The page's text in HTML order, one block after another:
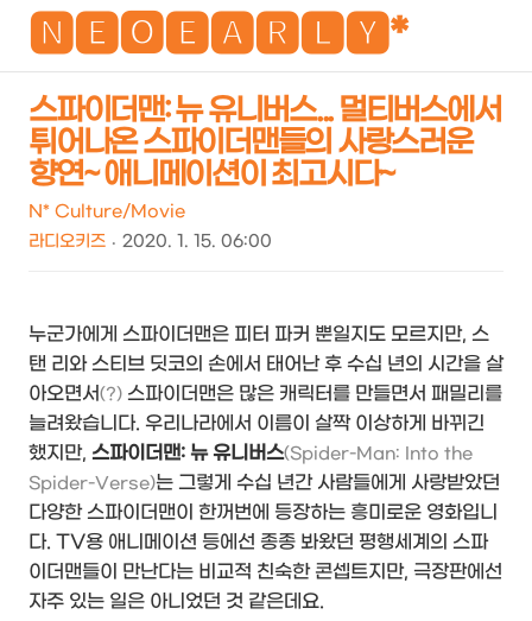
🅽🅴🅾🅴🅰🆁🅻🆈*
검
스파이더맨: 뉴 유니버스... 멀티버스에서
튀어나온 스파이더맨들의 사랑스러운
향연~ 애니메이션이 최고시다~
N* Culture/Movie
라디오키즈
2020. 1. 15. 06:00
누군가에게 스파이더맨은 피터 파커 뿐일지도 모르지만, 스
탠 리와 스티브 딧코의 손에서 태어난 후 수십 년의 시간을 살
아오면서(?) 스파이더맨은 많은 캐릭터를 만들면서 패밀리를
늘려왔습니다. 우리나라에서 이름이 살짝 이상하게 바뀌긴
했지만, 스파이더맨: 뉴 유니버스(Spider-Man: Into the
Spider-Verse)는 그렇게 수십 년간 사람들에게 사랑받았던
다양한 스파이더맨이 한꺼번에 등장하는 흥미로운 영화입니
다. TV용 애니메이션 등에선 종종 봐왔던 평행세계의 스파
이더맨들이 만난다는 비교적 친숙한 콘셉트지만, 극장판에선
자주 있는 일은 아니었던 것 같은데요.